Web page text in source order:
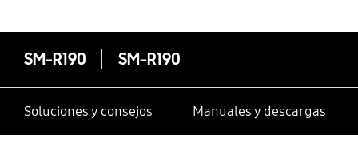
SM-R190 SM-R190
Soluciones y consejos Manuales y descargas